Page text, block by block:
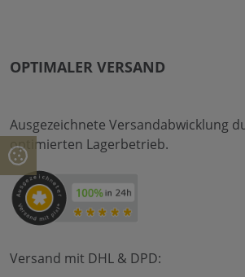
OPTIMALER VERSAND
Ausgezeichnete Versandabwicklung
optimierten Lagerbetrieb.
Versand mit DHL & DPD: